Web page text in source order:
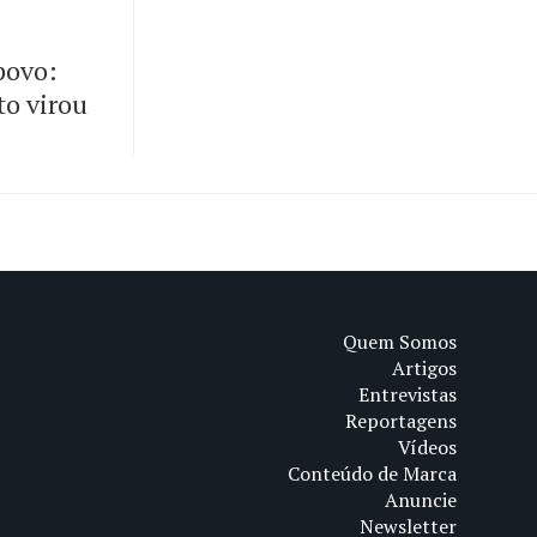
virou
Quem Somos
Artigos
Entrevistas
Reportagens
Vídeos
Conteúdo de Marca
Anuncie
Newsletter